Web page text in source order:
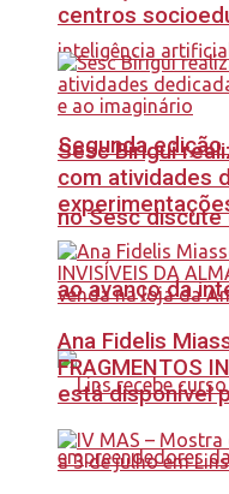
Segunda
no Sesc
ao avanço da
centros
Sesc Birigui
com atividades
Ana Fidelis
FRAGMENTOS
está disponível